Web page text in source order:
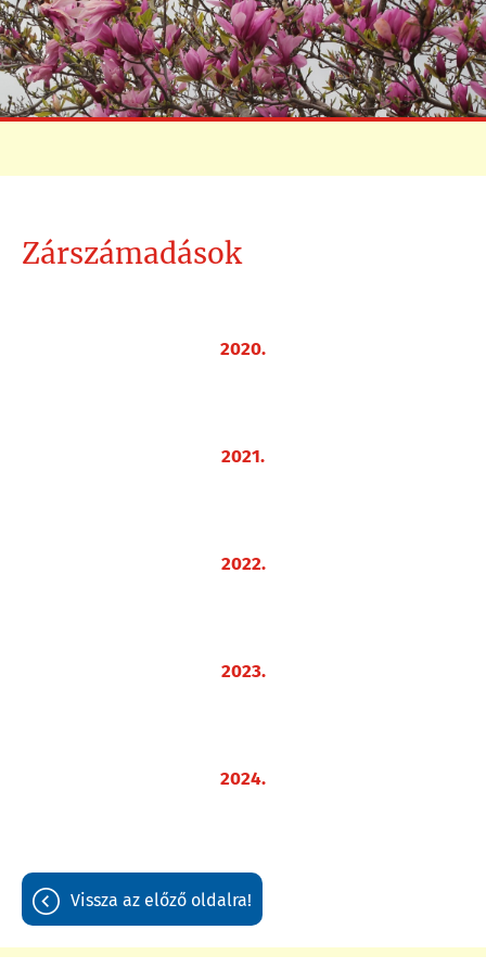
Zárszámadások
2020.
2021.
2022.
2023.
2024.
vissza az előző oldalra!